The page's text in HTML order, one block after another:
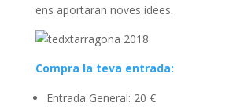
ens aportaran noves idees.
Compra la teva entrada:
Entrada General: 20 €